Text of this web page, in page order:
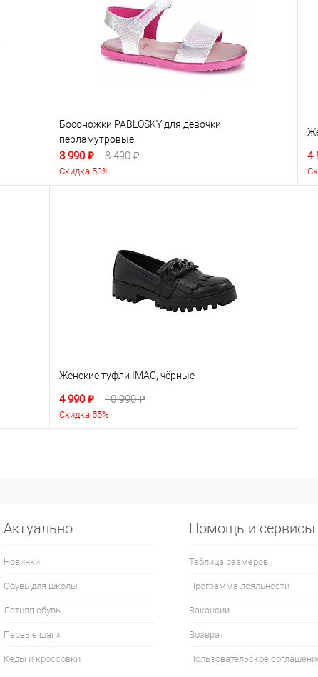
Босоножки PABLOSKY для девочки,
перламутровые
3 990 ₽ 8 490 ₽
Скидка 53%
4
Женские туфли IMAC, чёрные
4 990 ₽ 10 990 ₽
Скидка 55%
Актуально
Новинки
Обувь для школы
Летняя обувь
Первые шаги
Кеды и кроссовки
Помощь и сервисы
Таблица размеров
Программа лояльности
Вакансии
Возврат
Пользовательское